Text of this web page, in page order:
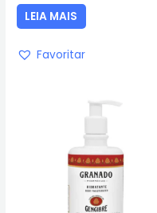
5
LEIA MAIS
Favoritar